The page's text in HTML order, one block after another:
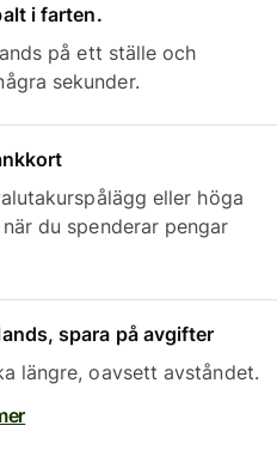
i farten.
på ett ställe och
sekunder.
eller höga
du spenderar pengar
spara på avgifter
längre, oavsett avståndet.